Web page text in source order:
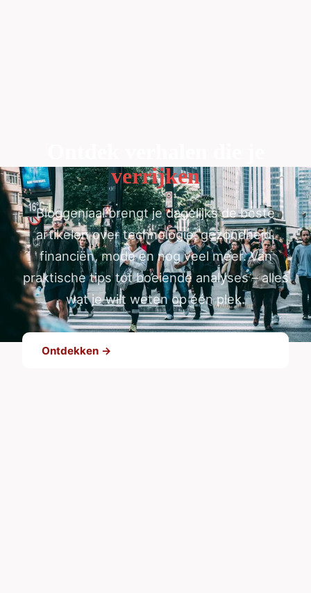
verrijken
Bloggeniaal brengt je dagelijks de beste
artikelen over technologie, gezondheid,
financiën, mode en nog veel meer. Van
praktische tips tot boeiende analyses – alles
wat je wilt weten op één plek.
Ontdekken →